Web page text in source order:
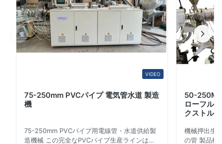
ーター:源の運転として有名なブランド モーターによって
装備されてい...
C Chanin Prasert
Sep 25.2025
High-speed production with minimal vibration. The haul-off unit
grips firmly without deformation. Pipes meet our pressure
rating requirements. Very satisfied with the performance.
VIDEO
75-250mm PVCパイプ 電気管水道 製造
機
75-250mm PVCパイプ用電線管・水道供給製
造機械 この完全なPVCパイプ生産ラインは、
50-
ローフル
クストル
機械押出生
の管 製品概